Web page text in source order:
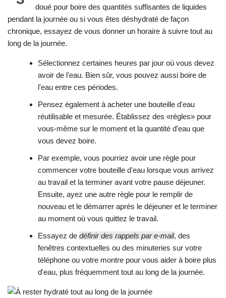
doué pour boire des quantités suffisantes de liquides
pendant la journée ou si vous êtes déshydraté de façon
chronique, essayez de vous donner un horaire à suivre tout au
long de la journée.
Sélectionnez certaines heures par jour où vous devez
avoir de l'eau. Bien sûr, vous pouvez aussi boire de
l'eau entre ces périodes.
Pensez également à acheter une bouteille d'eau
réutilisable et mesurée. Établissez des «règles» pour
vous-même sur le moment et la quantité d'eau que
vous devez boire.
Par exemple, vous pourriez avoir une règle pour
commencer votre bouteille d'eau lorsque vous arrivez
au travail et la terminer avant votre pause déjeuner.
Ensuite, ayez une autre règle pour le remplir de
nouveau et le démarrer après le déjeuner et le terminer
au moment où vous quittez le travail.
Essayez de définir des rappels par e-mail, des
fenêtres contextuelles ou des minuteries sur votre
téléphone ou votre montre pour vous aider à boire plus
d'eau, plus fréquemment tout au long de la journée.